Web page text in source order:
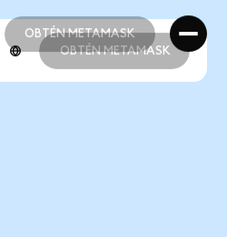
OBTÉN METAMASK
OBTÉN METAMASK
OBTÉN METAMASK